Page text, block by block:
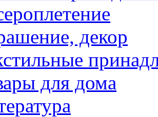
декор
для дома